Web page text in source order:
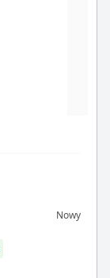
Nowy